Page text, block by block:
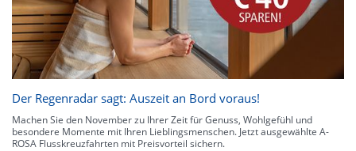
Der Regenradar sagt: Auszeit an Bord voraus!
Machen Sie den November zu Ihrer Zeit für Genuss, Wohlgefühl und
besondere Momente mit Ihren Lieblingsmenschen. Jetzt ausgewählte A-
ROSA Flusskreuzfahrten mit Preisvorteil sichern.